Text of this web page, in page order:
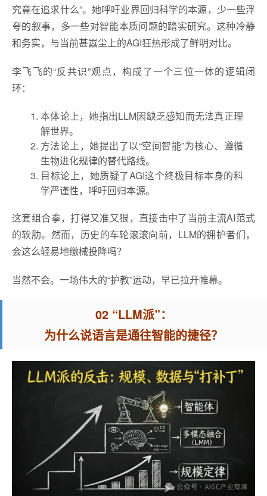
究竟在追求什么”。她呼吁业界回归科学的本源，少一些浮
夸的叙事，多一些对智能本质问题的踏实研究。这种冷静
和务实，与当前甚嚣尘上的AGI狂热形成了鲜明对比。
李飞飞的“反共识”观点，构成了一个三位一体的逻辑闭
环：
本体论上，她指出LLM因缺乏感知而无法真正理
解世界。
方法论上，她提出了以“空间智能”为核心、遵循
生物进化规律的替代路线。
目标论上，她质疑了AGI这个终极目标本身的科
学严谨性，呼吁回归本源。
这套组合拳，打得又准又狠，直接击中了当前主流AI范式
的软肋。然而，历史的车轮滚滚向前，LLM的拥护者们，
会这么轻易地缴械投降吗？
当然不会。一场伟大的“护教”运动，早已拉开帷幕。
02 “LLM派”：
为什么说语言是通往智能的捷径？